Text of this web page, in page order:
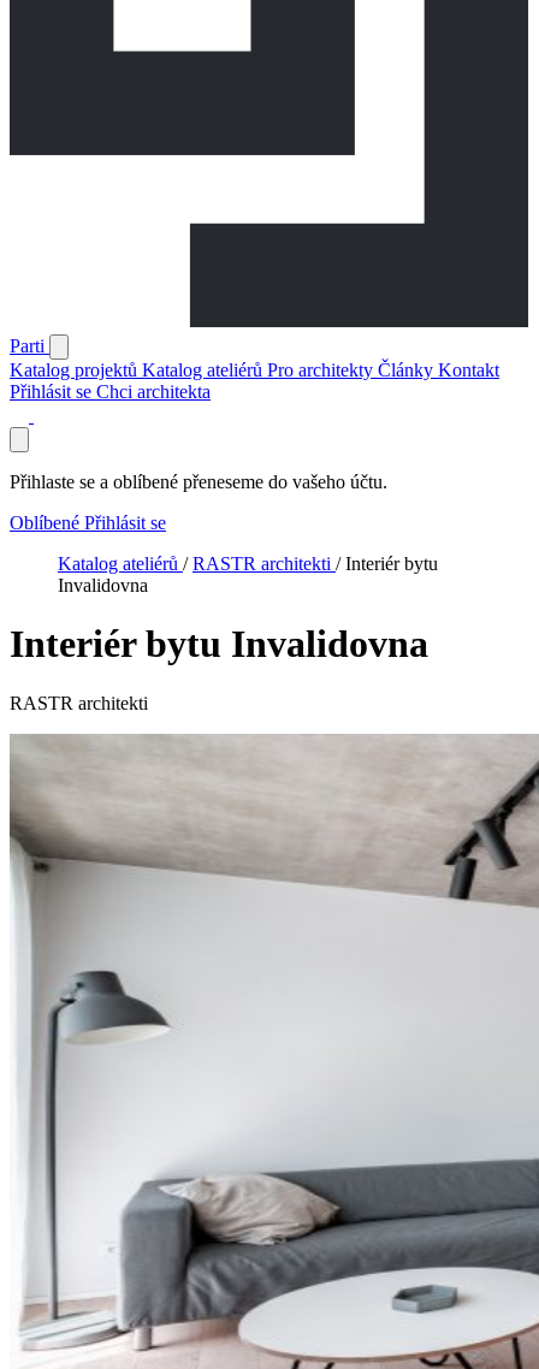
Parti
Katalog projektů Katalog ateliérů Pro architekty Články Kontakt
Přihlásit se Chci architekta
Přihlaste se a oblíbené přeneseme do vašeho účtu.
Oblíbené Přihlásit se
Katalog ateliérů / RASTR architekti / Interiér bytu
Invalidovna
Interiér bytu Invalidovna
RASTR architekti